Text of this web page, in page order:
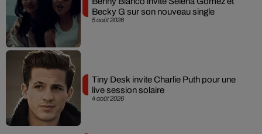
5 août 2026
Becky G sur son nouveau single
4 août 2026
Tiny Desk invite Charlie Puth pour une
live session solaire